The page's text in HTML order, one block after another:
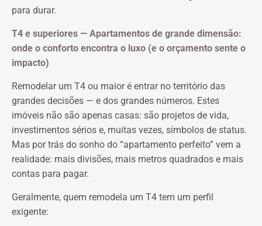
para durar.
T4 e superiores — Apartamentos de grande dimensão:
onde o conforto encontra o luxo (e o orçamento sente o
impacto)
Remodelar um T4 ou maior é entrar no território das
grandes decisões — e dos grandes números. Estes
imóveis não são apenas casas: são projetos de vida,
investimentos sérios e, muitas vezes, símbolos de status.
Mas por trás do sonho do “apartamento perfeito” vem a
realidade: mais divisões, mais metros quadrados e mais
contas para pagar.
Geralmente, quem remodela um T4 tem um perfil
exigente: